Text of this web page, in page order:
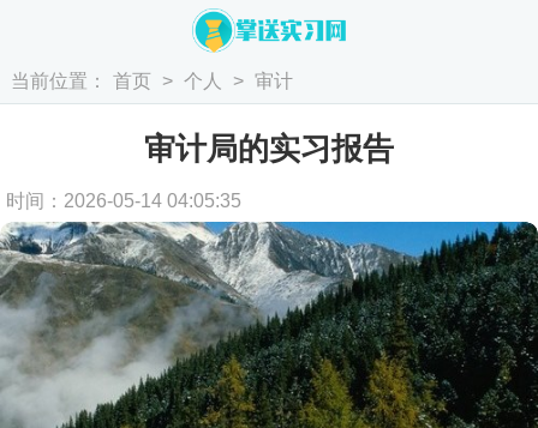
当前位置： 首页 > 个人 > 审计
审计局的实习报告
时间：2026-05-14 04:05:35